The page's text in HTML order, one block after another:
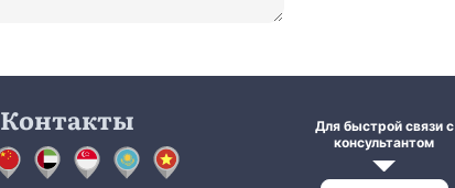
Контакты
Для быстрой связи с
консультантом